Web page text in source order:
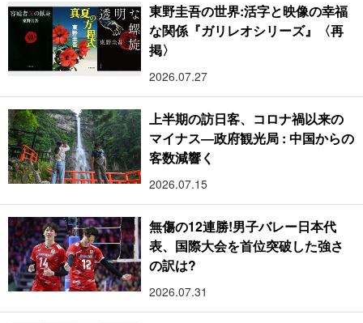
東野圭吾の世界:活字と映像の幸福
な関係『ガリレオシリーズ』〈再
掲〉
2026.07.27
上半期の訪日客、コロナ禍以来の
マイナス―政府観光局 : 中国からの
客数減響く
2026.07.15
無傷の12連勝!男子バレー日本代
表、国際大会を首位突破した強さ
の訳は?
2026.07.31